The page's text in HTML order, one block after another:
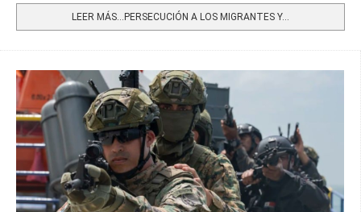
LEER MÁS…PERSECUCIÓN A LOS MIGRANTES Y...